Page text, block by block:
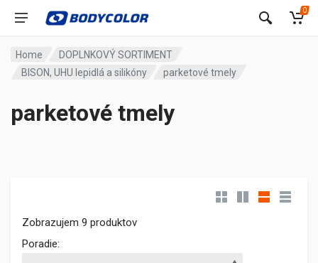
0
Home
DOPLNKOVÝ SORTIMENT
BISON, UHU lepidlá a silikóny
parketové tmely
parketové tmely
Zobrazujem 9 produktov
Poradie: